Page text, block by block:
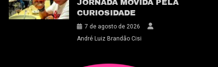
JORNADA MOVIDA PELA
CURIOSIDADE
7 de agosto de 2026
André Luiz Brandão Cisi